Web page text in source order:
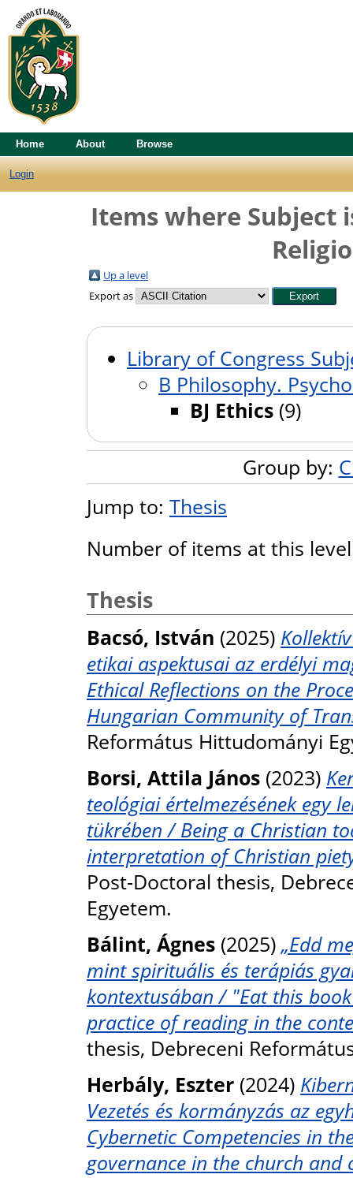
Home About Browse
Login
Items where Subject
Up a level
Export as
Library of Congress
B Philosophy.
BJ Ethics (9)
Group by:
Jump to: Thesis
Number of items at this
Thesis
Bacsó, István (2025)
etikai aspektusai az erdélyi
Ethical Reflections on the
Hungarian Community of
Református Hittudományi
Borsi, Attila János (2023)
teológiai értelmezésének egy
tükrében / Being a Christian
interpretation of Christian
Post-Doctoral thesis,
Egyetem.
Bálint, Ágnes (2025) „Edd
mint spirituális és terápiás
kontextusában / "Eat this
practice of reading in the
thesis, Debreceni
Herbály, Eszter (2024)
Vezetés és kormányzás az
Cybernetic Competencies in
governance in the church and